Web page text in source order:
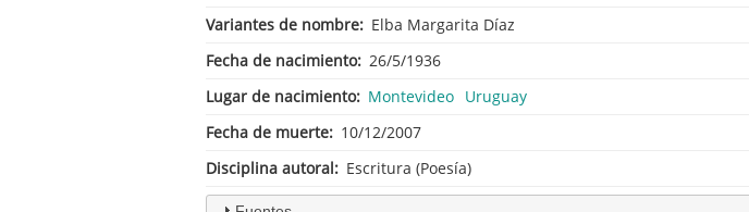
Variantes de nombre
Elba Margarita Díaz
Fecha de nacimiento
26/5/1936
Lugar de nacimiento
Montevideo Uruguay
Fecha de muerte
10/12/2007
Disciplina autoral
Escritura (Poesía)